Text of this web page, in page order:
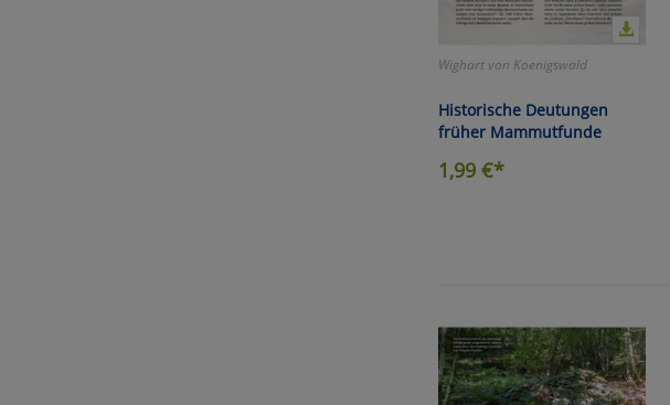
Wighart von Koenigswald
Historische Deutungen
früher Mammutfunde
1,99 €*
Umfragetools
Cookies
Alle Akzeptieren